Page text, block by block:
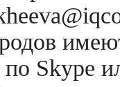
Skype